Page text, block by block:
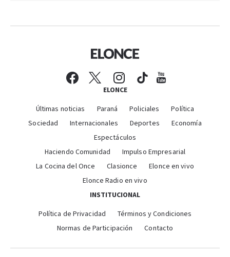
ELONCE
Últimas noticias Paraná Policiales
Política
Sociedad
Internacionales Deportes
Economía
Espectáculos
Haciendo Comunidad
Impulso Empresarial
La Cocina del Once
Clasionce
Elonce en vivo
Elonce Radio en vivo
INSTITUCIONAL
Política de Privacidad
Términos y Condiciones
Normas de Participación
Contacto